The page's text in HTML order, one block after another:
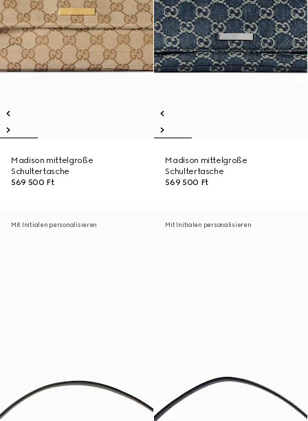
Madison mittelgroße
Schultertasche
569 500 Ft
Madison mittelgroße
Schultertasche
569 500 Ft
Mit Initialen personalisieren Mit Initialen personalisieren